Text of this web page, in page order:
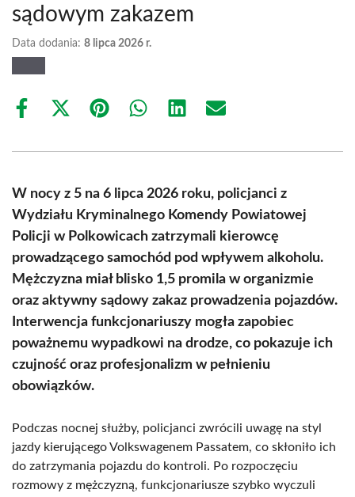
sądowym zakazem
Data dodania: 8 lipca 2026 r.
Share
Share
(Twitter)
Share Share Share Share
W nocy z 5 na 6 lipca 2026 roku, policjanci z
Wydziału Kryminalnego Komendy Powiatowej
Policji w Polkowicach zatrzymali kierowcę
prowadzącego samochód pod wpływem alkoholu.
Mężczyzna miał blisko 1,5 promila w organizmie
oraz aktywny sądowy zakaz prowadzenia pojazdów.
Interwencja funkcjonariuszy mogła zapobiec
poważnemu wypadkowi na drodze, co pokazuje ich
czujność oraz profesjonalizm w pełnieniu
obowiązków.
Podczas nocnej służby, policjanci zwrócili uwagę na styl
jazdy kierującego Volkswagenem Passatem, co skłoniło ich
do zatrzymania pojazdu do kontroli. Po rozpoczęciu
rozmowy z mężczyzną, funkcjonariusze szybko wyczuli